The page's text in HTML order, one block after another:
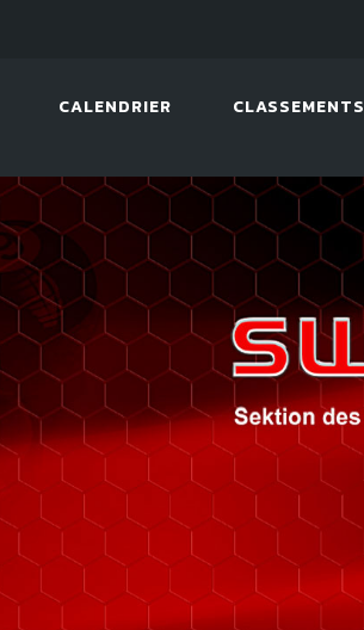
CALENDRIER CLASSEMENTS